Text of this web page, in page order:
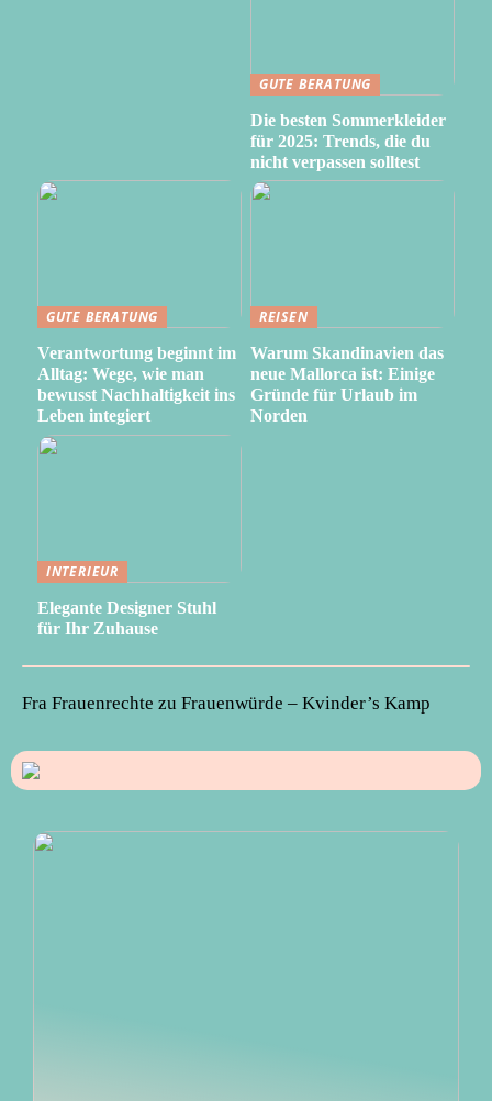
GUTE BERATUNG
Die besten Sommerkleider
für 2025: Trends, die du
nicht verpassen solltest
GUTE BERATUNG
Verantwortung beginnt im
Alltag: Wege, wie man
bewusst Nachhaltigkeit ins
Leben integiert
REISEN
Warum Skandinavien das
neue Mallorca ist: Einige
Gründe für Urlaub im
Norden
INTERIEUR
Elegante Designer Stuhl
für Ihr Zuhause
Fra Frauenrechte zu Frauenwürde – Kvinder’s Kamp